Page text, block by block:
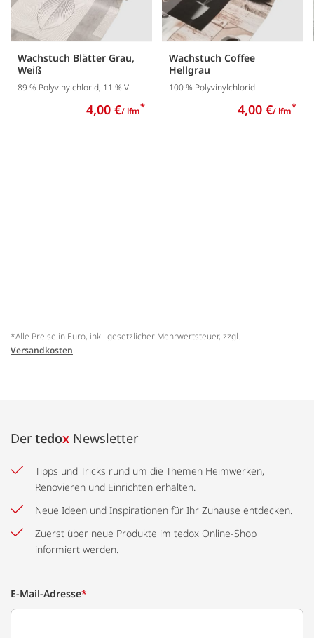
Wachstuch Blätter Grau,
Weiß
89 % Polyvinylchlorid, 11 % Vl
4,00 €/ lfm*
Wachstuch Coffee
Hellgrau
100 % Polyvinylchlorid
4,00 €/ lfm*
*Alle Preise in Euro, inkl. gesetzlicher Mehrwertsteuer, zzgl.
Versandkosten
Der tedox Newsletter
Tipps und Tricks rund um die Themen Heimwerken,
Renovieren und Einrichten erhalten.
Neue Ideen und Inspirationen für Ihr Zuhause entdecken.
Zuerst über neue Produkte im tedox Online-Shop
informiert werden.
E-Mail-Adresse*